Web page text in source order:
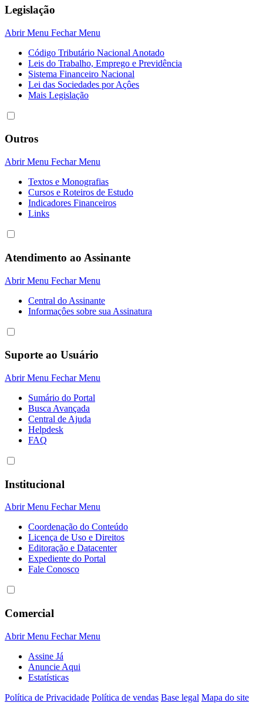
Legislação
Abrir Menu Fechar Menu
Código Tributário Nacional Anotado
Leis do Trabalho, Emprego e Previdência
Sistema Financeiro Nacional
Lei das Sociedades por Açôes
Mais Legislação
Outros
Abrir Menu Fechar Menu
Textos e Monografias
Cursos e Roteiros de Estudo
Indicadores Financeiros
Links
Atendimento ao Assinante
Abrir Menu Fechar Menu
Central do Assinante
Informaçôes sobre sua Assinatura
Suporte ao Usuário
Abrir Menu Fechar Menu
Sumário do Portal
Busca Avançada
Central de Ajuda
Helpdesk
FAQ
Institucional
Abrir Menu Fechar Menu
Coordenação do Conteúdo
Licença de Uso e Direitos
Editoração e Datacenter
Expediente do Portal
Fale Conosco
Comercial
Abrir Menu Fechar Menu
Assine Já
Anuncie Aqui
Estatísticas
Política de Privacidade Política de vendas Base legal Mapa do site